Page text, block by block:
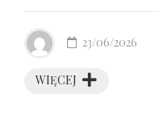
WIĘCEJ
23/06/2026